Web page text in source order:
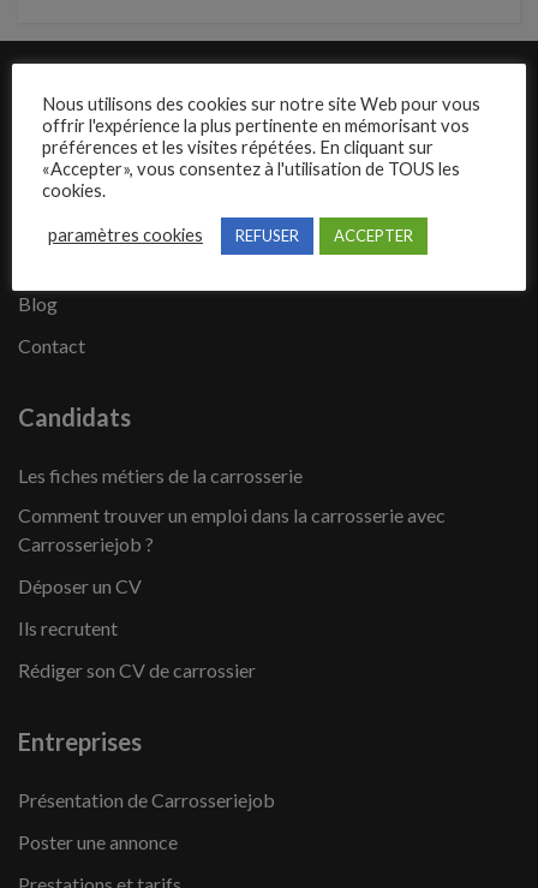
Présentation de Carrosseriejob
Poster une annonce
Blog
Contact
Candidats
Les fiches métiers de la carrosserie
Comment trouver un emploi dans la carrosserie avec
Carrosseriejob ?
Déposer un CV
Ils recrutent
Rédiger son CV de carrossier
Entreprises
Présentation de Carrosseriejob
Poster une annonce
Nous utilisons des cookies sur notre site Web pour vous
offrir l'expérience la plus pertinente en mémorisant vos
préférences et les visites répétées. En cliquant sur
«Accepter», vous consentez à l'utilisation de TOUS les
cookies.
paramètres cookies REFUSER ACCEPTER